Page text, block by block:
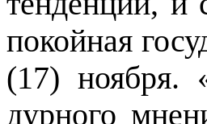
покойная
(17) ноября.
дурного